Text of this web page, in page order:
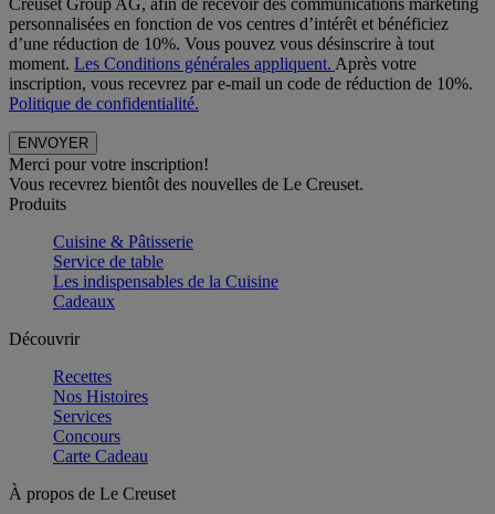
Creuset Group AG, afin de recevoir des communications marketing
personnalisées en fonction de vos centres d’intérêt et bénéficiez
d’une réduction de 10%. Vous pouvez vous désinscrire à tout
moment. Les Conditions générales appliquent. Après votre
inscription, vous recevrez par e-mail un code de réduction de 10%.
Politique de confidentialité.
Merci pour votre inscription!
Vous recevrez bientôt des nouvelles de Le Creuset.
Produits
Cuisine & Pâtisserie
Service de table
Les indispensables de la Cuisine
Cadeaux
Découvrir
Recettes
Nos Histoires
Services
Concours
Carte Cadeau
À propos de Le Creuset